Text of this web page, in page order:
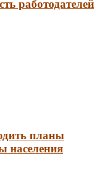
работодателей
планы
населения